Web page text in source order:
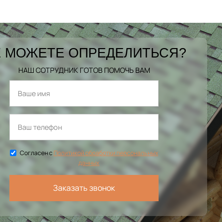
МОЖЕТЕ ОПРЕДЕЛИТЬСЯ?
НАШ СОТРУДНИК ГОТОВ ПОМОЧЬ ВАМ
Согласен сПолитикой обработки персональных
данных
Заказать звонок